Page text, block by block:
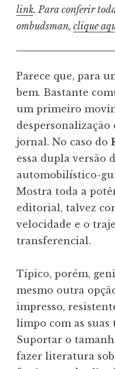
link. Para conferir
ombudsman, clique
Parece que, para
bem. Bastante
um primeiro
jornal. No caso do
essa dupla versão
automobilístico-
Mostra toda a
editorial, talvez
velocidade e o
transferencial.
Típico, porém,
mesmo outra
impresso,
limpo com as suas
Suportar o
fazer literatura sob